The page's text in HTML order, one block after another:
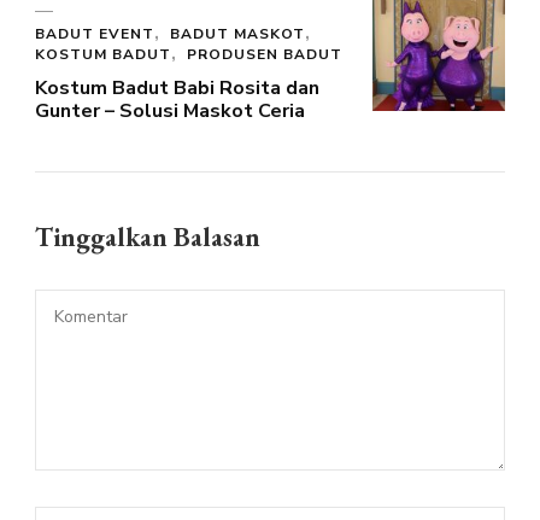
BADUT EVENT
BADUT MASKOT
KOSTUM BADUT
PRODUSEN BADUT
Kostum Badut Babi Rosita dan
Gunter – Solusi Maskot Ceria
Tinggalkan Balasan